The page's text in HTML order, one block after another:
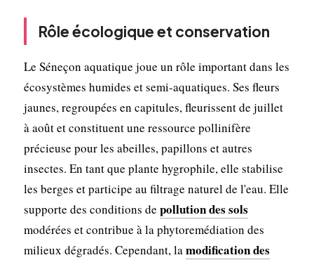
Rôle écologique et conservation
Le Séneçon aquatique joue un rôle important dans les
écosystèmes humides et semi-aquatiques. Ses fleurs
jaunes, regroupées en capitules, fleurissent de juillet
à août et constituent une ressource pollinifère
précieuse pour les abeilles, papillons et autres
insectes. En tant que plante hygrophile, elle stabilise
les berges et participe au filtrage naturel de l'eau. Elle
supporte des conditions de pollution des sols
modérées et contribue à la phytoremédiation des
milieux dégradés. Cependant, lamodification des